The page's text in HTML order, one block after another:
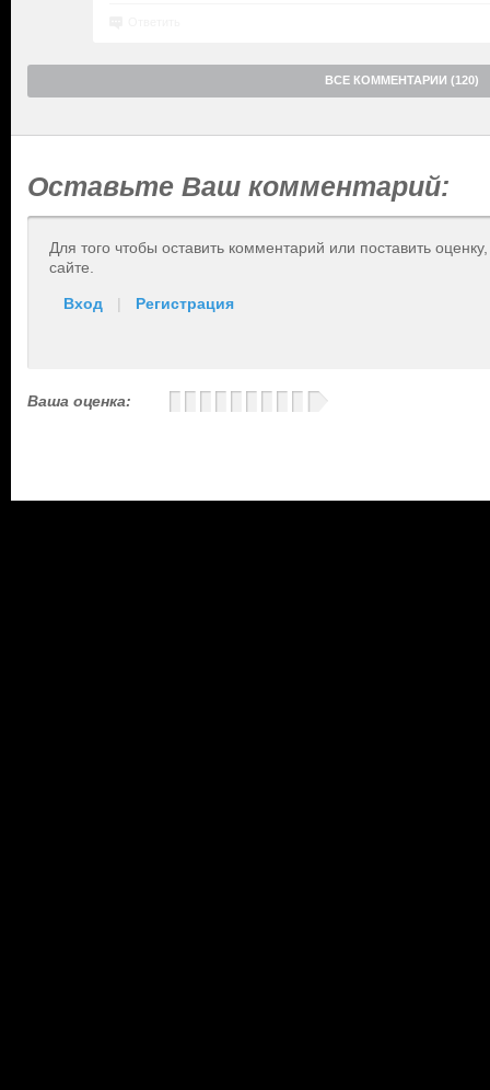
ВСЕ КОММЕНТАРИИ (120)
Оставьте Ваш комментарий:
Для того чтобы оставить комментарий или поставить
сайте.
Вход | Регистрация
Ваша оценка: